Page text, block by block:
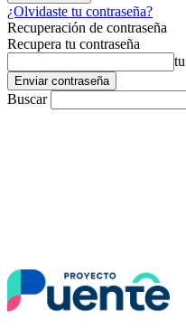
¿Olvidaste tu contraseña?
Recuperación de contraseña
Recupera tu contraseña
Buscar